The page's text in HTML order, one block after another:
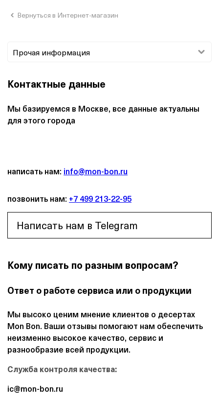
Вернуться в Интернет-магазин
Прочая информация
Контактные данные
Мы базируемся в Москве, все данные актуальны
для этого города
написать нам: info@mon-bon.ru
позвонить нам: +7 499 213-22-95
Написать нам в Telegram
Кому писать по разным вопросам?
Ответ о работе сервиса или о продукции
Мы высоко ценим мнение клиентов о десертах
Mon Bon. Ваши отзывы помогают нам обеспечить
неизменно высокое качество, сервис и
разнообразие всей продукции.
Служба контроля качества:
ic@mon-bon.ru